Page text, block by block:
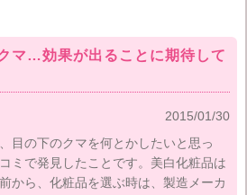
マ…効果が出ることに期待して
2015/01/30
目の下のクマを何とかしたいと思っ
ミで発見したことです。美白化粧品は
から、化粧品を選ぶ時は、製造メーカ